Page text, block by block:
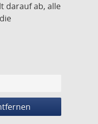
darauf ab, alle